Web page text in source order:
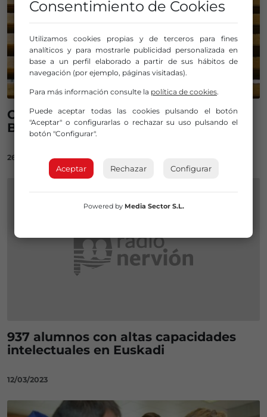
Comienza la inscripción en
Bachillerato para el próximo curso
26/03/2023
937 alumnos con altas capacidades
intelectuales en Euskadi
12/03/2023
Consentimiento de Cookies
Utilizamos cookies propias y de terceros para fines
analíticos y para mostrarle publicidad personalizada en
base a un perfil elaborado a partir de sus hábitos de
navegación (por ejemplo, páginas visitadas).
Para más información consulte la política de cookies.
Puede aceptar todas las cookies pulsando el botón
"Aceptar" o configurarlas o rechazar su uso pulsando el
botón "Configurar".
Aceptar Rechazar Configurar
Powered by Media Sector S.L.